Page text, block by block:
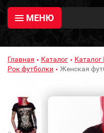
МЕНЮ
Главная Каталог
Рок футболки
Женская